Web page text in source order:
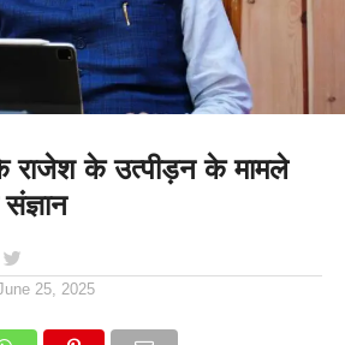
राजेश के उत्पीड़न के मामले
25, 2025